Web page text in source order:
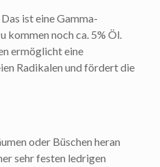
ist eine Gamma-
kommen noch ca. 5% Öl.
ermöglicht eine
Radikalen und fördert die
oder Büschen heran
sehr festen ledrigen